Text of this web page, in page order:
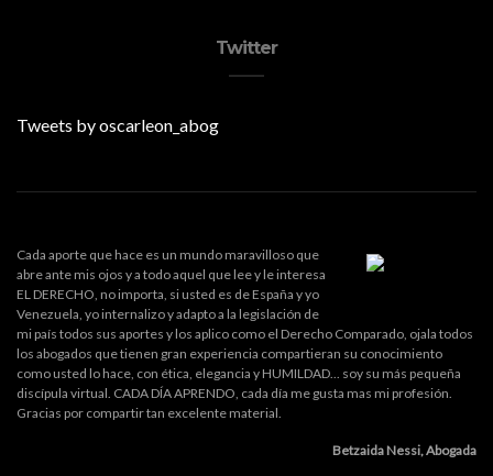
Twitter
Tweets by oscarleon_abog
Cada aporte que hace es un mundo maravilloso que
abre ante mis ojos y a todo aquel que lee y le interesa
EL DERECHO, no importa, si usted es de España y yo
Venezuela, yo internalizo y adapto a la legislación de
mi país todos sus aportes y los aplico como el Derecho Comparado, ojala todos
los abogados que tienen gran experiencia compartieran su conocimiento
como usted lo hace, con ética, elegancia y HUMILDAD... soy su más pequeña
discípula virtual. CADA DÍA APRENDO, cada día me gusta mas mi profesión.
Gracias por compartir tan excelente material.
Betzaida Nessi, Abogada